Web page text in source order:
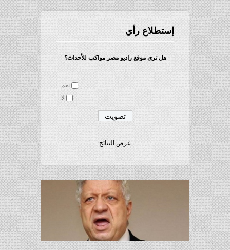
إستطلاع رأي
هل ترى موقع راديو مصر مواكب للأحداث؟
نعم
لا
عرض النتائج